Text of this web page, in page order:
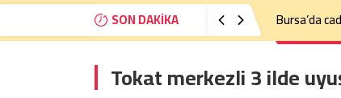
SON DAKİKA
Bursa’da
Tokat merkezli 3 ilde